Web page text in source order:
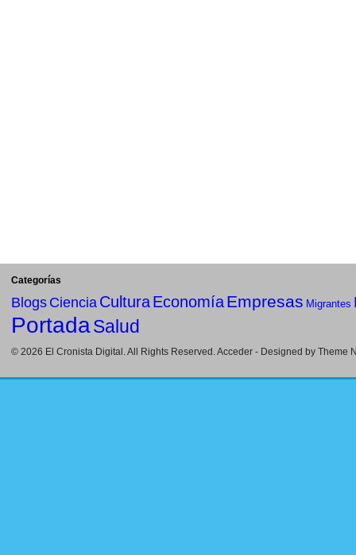
Categorías
BlogsCiencia CulturaEconomíaEmpresas Migrantes
PortadaSalud
© 2026 El Cronista Digital . All Rights Reserved.Acceder - Designed by Theme